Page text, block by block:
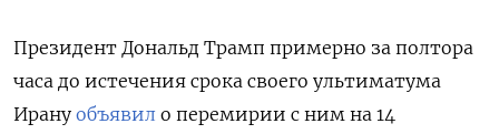
Президент Дональд Трамп примерно за полтора
часа до истечения срока своего ультиматума
Ирану объявил о перемирии с ним на 14